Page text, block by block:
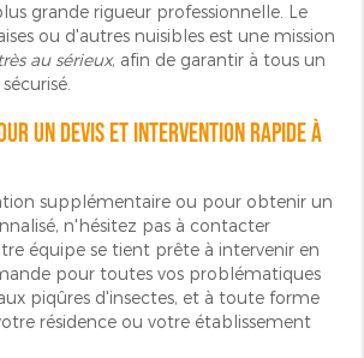
grande rigueur professionnelle. Le
ou d'autres nuisibles est une mission
très au sérieux, afin de garantir à tous un
un devis et intervention rapide à
supplémentaire ou pour obtenir un
n'hésitez pas à contacter
équipe se tient prête à intervenir en
pour toutes vos problématiques
piqûres d'insectes, et à toute forme
résidence ou votre établissement